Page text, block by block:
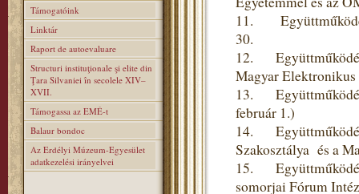
Támogatóink
Linktár
Raport de autoevaluare
Structuri instituţionale şi elite din
Ţara Silvaniei în secolele XIV–
XVII.
Támogassa az EMÉ-t
Balaur bondoc
Az Erdélyi Múzeum-Egyesület
adatkezelési irányelvei
11.
30.
12.
Magyar
13.
február 1.)
14.
Szakosztálya és a
15.
somorjai Fórum